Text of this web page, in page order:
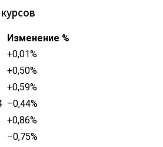
Изменение %
+0,01%
+0,50%
+0,59%
–0,44%
+0,86%
–0,75%